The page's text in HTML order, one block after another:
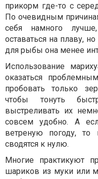
прикорм где-то с
По очевидным
себя намного
оставаться на плаву,
для рыбы она менее
Использование
оказаться
пробовать только
чтобы тонуть
выстреливать их
совсем удобно. А
ветреную погоду,
сводятся к нулю.
Многие практикуют
шариков из муки или